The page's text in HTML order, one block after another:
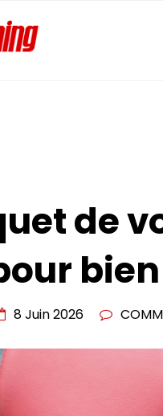
de
8 Juin 2026